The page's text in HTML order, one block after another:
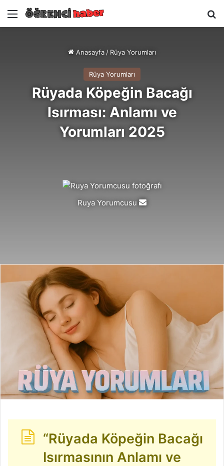
Menü
Anasayfa / Rüya Yorumları
Rüya Yorumları
Rüyada Köpeğin Bacağı
Isırması: Anlamı ve
Yorumları 2025
Ruya Yorumcusu
“Rüyada Köpeğin Bacağı
Isırmasının Anlamı ve